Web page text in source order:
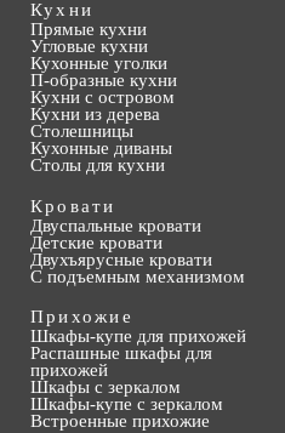
Кухни
Прямые кухни
Угловые кухни
Кухонные уголки
П-образные кухни
Кухни с островом
Кухни из дерева
Столешницы
Кухонные диваны
Столы для кухни
Кровати
Двуспальные кровати
Детские кровати
Двухъярусные кровати
С подъемным механизмом
Прихожие
Шкафы-купе для прихожей
Распашные шкафы для
прихожей
Шкафы с зеркалом
Шкафы-купе с зеркалом
Встроенные прихожие